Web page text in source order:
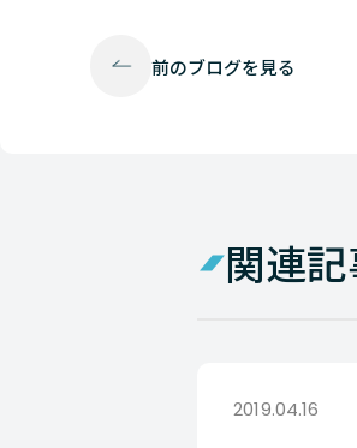
前のブログを見る
関連
2019.04.16